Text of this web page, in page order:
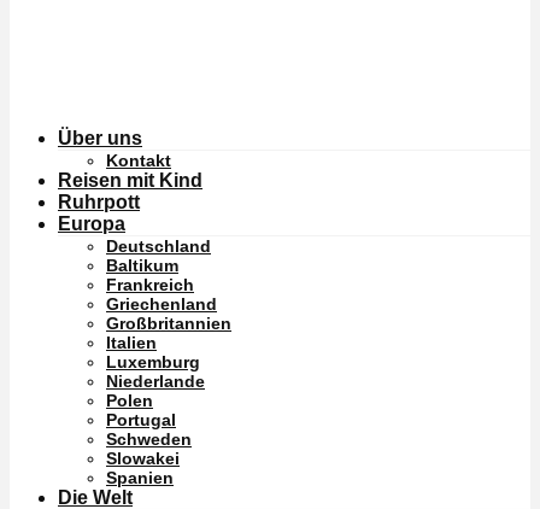
Über uns
Kontakt
Reisen mit Kind
Ruhrpott
Europa
Deutschland
Baltikum
Frankreich
Griechenland
Großbritannien
Italien
Luxemburg
Niederlande
Polen
Portugal
Schweden
Slowakei
Spanien
Die Welt